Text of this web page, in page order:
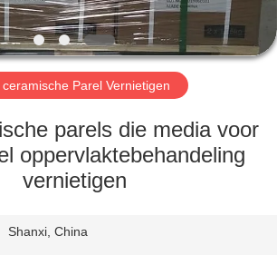
ceramische Parel Vernietigen
parels die media voor
oppervlaktebehandeling
vernietigen
Shanxi, China